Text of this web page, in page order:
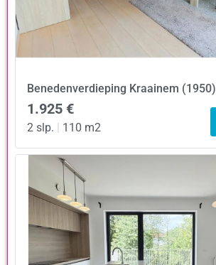
Benedenverdieping Kraainem (1950)
1.925 €
2 slp. | 110 m2